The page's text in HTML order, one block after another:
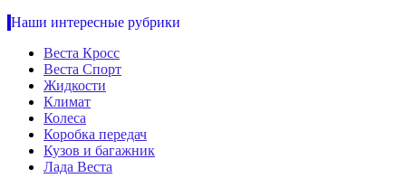
Наши интересные рубрики
Веста Кросс
Веста Спорт
Жидкости
Климат
Колеса
Коробка передач
Кузов и багажник
Лада Веста